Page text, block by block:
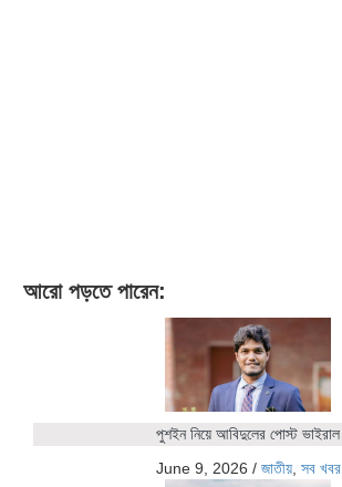
আরো পড়তে পারেন:
পুশইন নিয়ে আবিদুলের পোস্ট ভাইরাল
June 9, 2026 / জাতীয়, সব খবর